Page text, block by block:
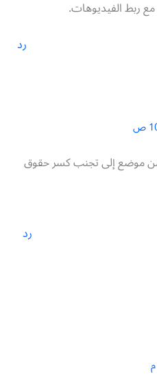
ربط الفيديوهات.
رد
موضع إلى تجنب كسر حقوق
رد